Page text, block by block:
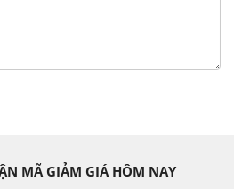
MÃ GIẢM GIÁ HÔM NAY